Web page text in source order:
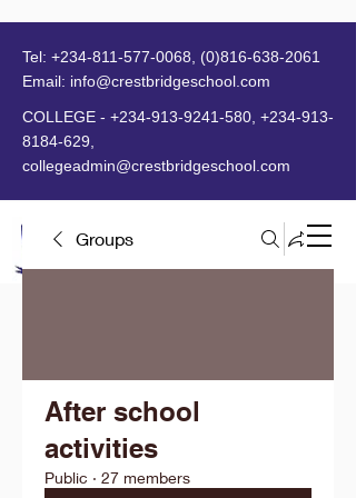
MENU
Tel: +234-811-577-0068
(0)816-638-2061
Email: info@crestbridgeschool.com
COLLEGE - +234-913-9241-580 +234-913-
8184-629
collegeadmin@crestbridgeschool.com
Groups
After school
activities
Public · 27 members